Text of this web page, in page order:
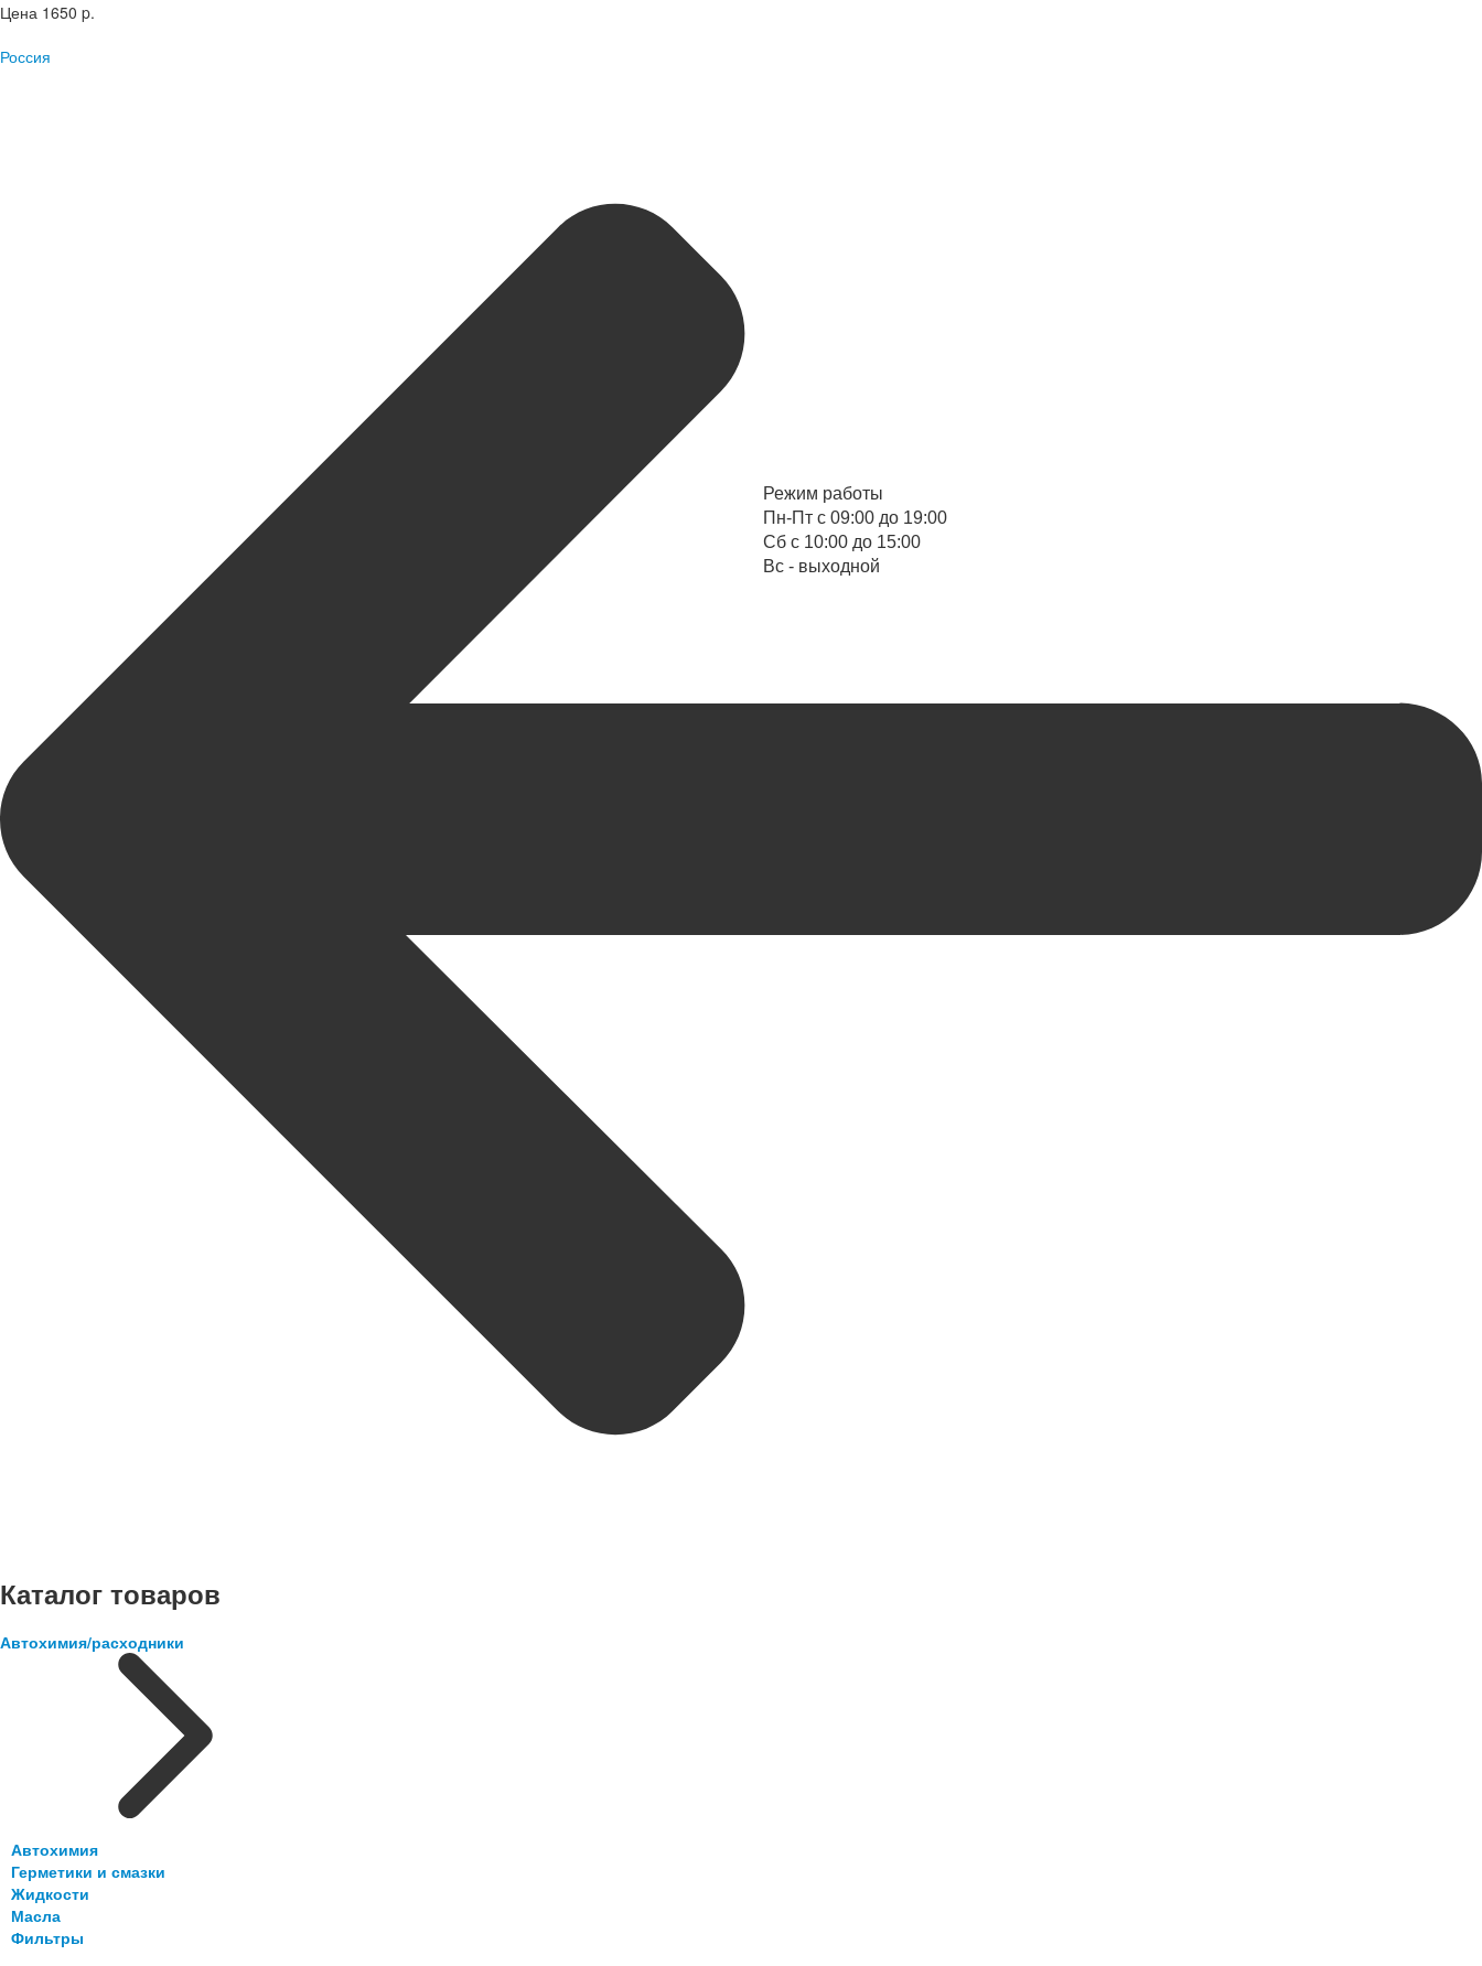
Режим работы
Пн-Пт с 09:00 до 19:00
Cб с 10:00 до 15:00
Вс - выходной
Цена 1650 p.
Россия
Каталог товаров
Автохимия/расходники
Автохимия
Герметики и смазки
Жидкости
Масла
Фильтры